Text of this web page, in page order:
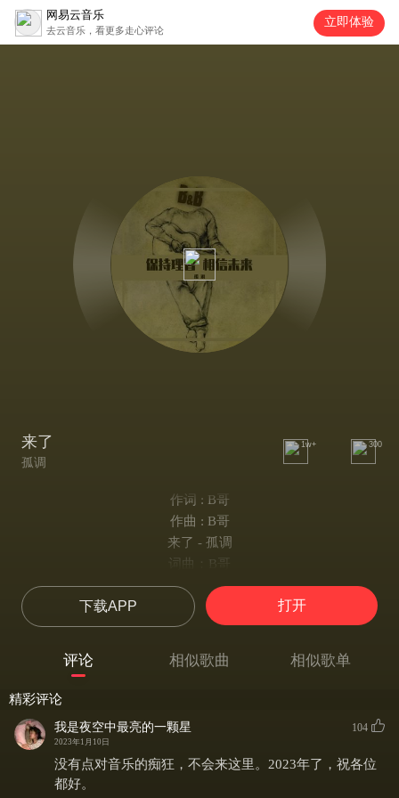
网易云音乐
去云音乐，看更多走心评论
立即体验
来了
孤调
1w+ 300
作词 : B哥
作曲 : B哥
来了 - 孤调
词曲：B哥
原唱：B哥
翻唱：孤调
爱情来了
那不是我 是我的兄弟
我系紧鞋带冲进这夜色
夜色在唱 在唱
下载APP 打开
评论 相似歌曲 相似歌单
精彩评论
我是夜空中最亮的一颗星
2023年1月10日
104
没有点对音乐的痴狂，不会来这里。2023年了，祝各位
都好。